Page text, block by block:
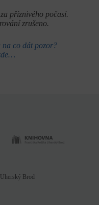
příznivého počasí.
zrušeno.
co dát pozor?
Brod